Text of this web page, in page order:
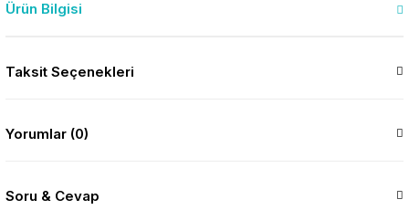
Ürün Bilgisi
Taksit Seçenekleri
Yorumlar (0)
Soru & Cevap